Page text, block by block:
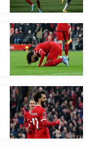
رياضة نسائية
آسيا
أمريكا
ركن الألعاب